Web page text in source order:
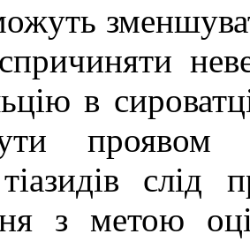
в
проявом
слід
з метою